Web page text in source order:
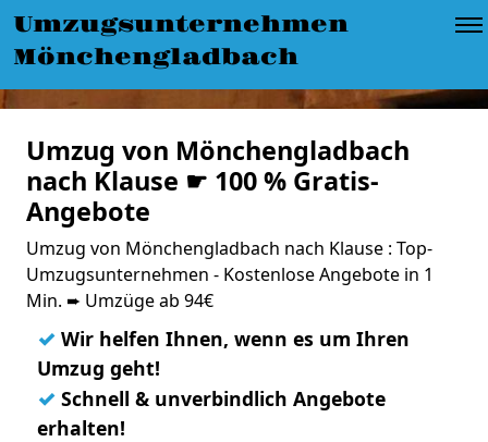
Umzugsunternehmen
Mönchengladbach
Umzug von Mönchengladbach
nach Klause ☛ 100 % Gratis-
Angebote
Umzug von Mönchengladbach nach Klause : Top-
Umzugsunternehmen - Kostenlose Angebote in 1
Min. ➨ Umzüge ab 94€
✓ Wir helfen Ihnen, wenn es um Ihren
Umzug geht!
✓ Schnell & unverbindlich Angebote
erhalten!